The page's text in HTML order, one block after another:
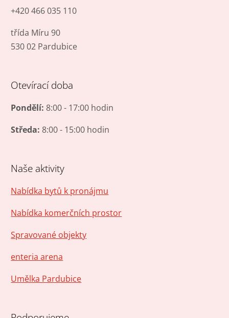
+420 466 035 110
třída Míru 90
530 02 Pardubice
Otevírací doba
Pondělí: 8:00 - 17:00 hodin
Středa: 8:00 - 15:00 hodin
Naše aktivity
Nabídka bytů k pronájmu
Nabídka komerčních prostor
Spravované objekty
enteria arena
Umělka Pardubice